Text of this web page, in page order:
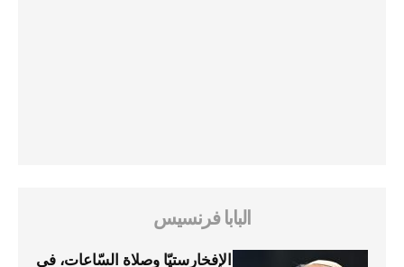
البابا فرنسيس
الإفخارستيّا وصلاة السّاعات، في